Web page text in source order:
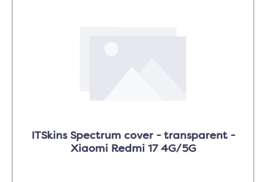
ITSkins Spectrum cover - transparent -
Xiaomi Redmi 17 4G/5G